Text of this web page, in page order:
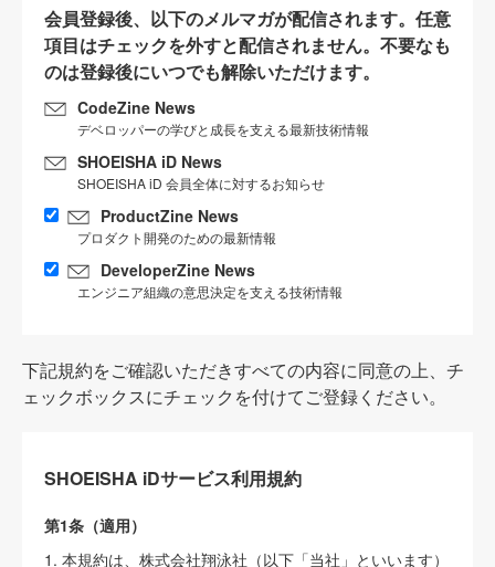
会員登録後、以下のメルマガが配信されます。任意
項目はチェックを外すと配信されません。不要なも
のは登録後にいつでも解除いただけます。
CodeZine News
デベロッパーの学びと成長を支える最新技術情報
SHOEISHA iD News
SHOEISHA iD 会員全体に対するお知らせ
ProductZine News
プロダクト開発のための最新情報
DeveloperZine News
エンジニア組織の意思決定を支える技術情報
下記規約をご確認いただきすべての内容に同意の上、チ
ェックボックスにチェックを付けてご登録ください。
SHOEISHA iDサービス利用規約
第1条（適用）
1. 本規約は、株式会社翔泳社（以下「当社」といいます）